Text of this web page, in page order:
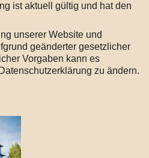
ist aktuell gültig und hat den
unserer Website und
geänderter gesetzlicher
Vorgaben kann es
zu ändern.